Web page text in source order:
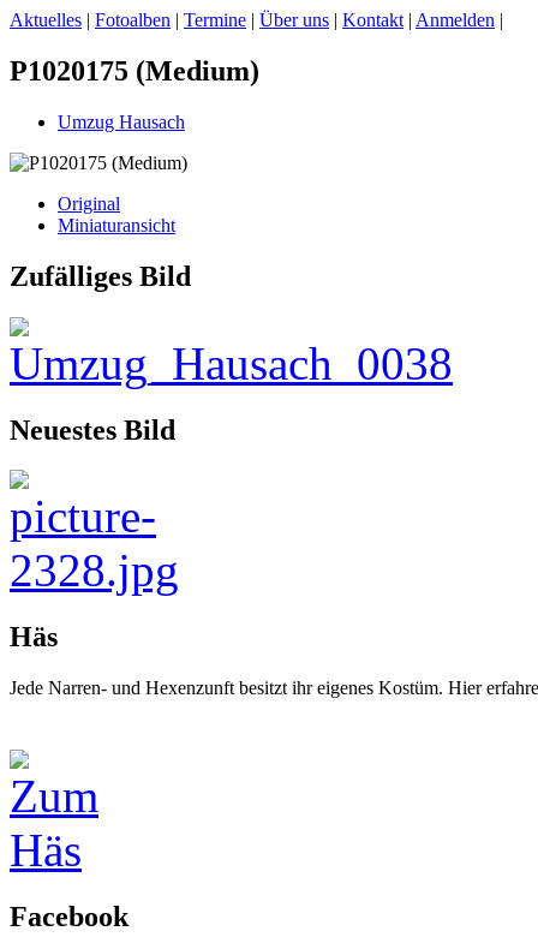
Aktuelles | Fotoalben | Termine | Über uns | Kontakt | Anmelden |
P1020175 (Medium)
Umzug Hausach
Original
Miniaturansicht
Zufälliges Bild
Neuestes Bild
Häs
Jede Narren- und Hexenzunft besitzt ihr eigenes Kostüm. Hier
Facebook